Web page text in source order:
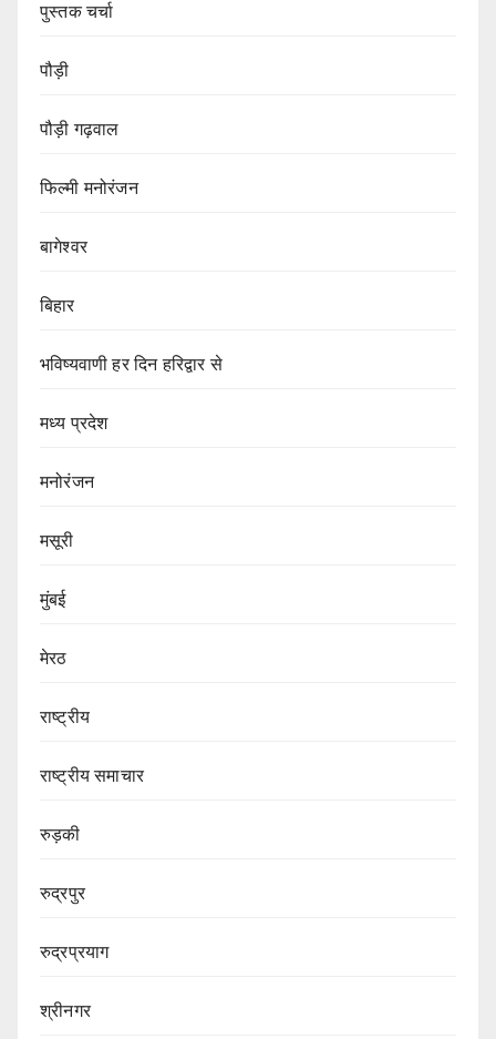
पुस्तक चर्चा
पौड़ी
पौड़ी गढ़वाल
फिल्मी मनोरंजन
बागेश्वर
बिहार
भविष्यवाणी हर दिन हरिद्वार से
मध्य प्रदेश
मनोरंजन
मसूरी
मुंबई
मेरठ
राष्ट्रीय
राष्ट्रीय समाचार
रुड़की
रुद्रपुर
रुद्रप्रयाग
श्रीनगर